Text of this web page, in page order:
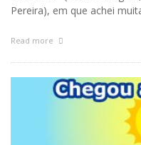
Pereira), em que achei
Read more